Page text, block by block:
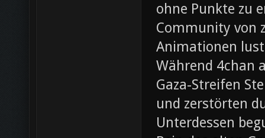
ohne Punkte zu
Community von
Animationen
Während 4chan
Gaza-Streifen
und zerstörten
Unterdessen